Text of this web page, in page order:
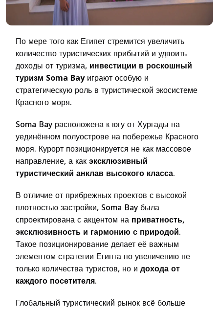
По мере того как Египет стремится увеличить
количество туристических прибытий и удвоить
доходы от туризма,инвестиции в роскошный
туризм Soma Bayиграют особую и
стратегическую роль в туристической экосистеме
Красного моря.
Soma Bay расположена к югу от Хургады на
уединённом полуострове на побережье Красного
моря. Курорт позиционируется не как массовое
направление, а какэксклюзивный
туристический анклав высокого класса.
В отличие от прибрежных проектов с высокой
плотностью застройки, Soma Bay была
спроектирована с акцентом наприватность,
эксклюзивность и гармонию с природой.
Такое позиционирование делает её важным
элементом стратегии Египта по увеличению не
только количества туристов, но идохода от
каждого посетителя.
Глобальный туристический рынок всё больше